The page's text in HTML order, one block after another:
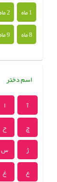
1 ماه 2 ماه
8 ماه
9 ماه
اسم دختر
آ ا
چ
ح
ژ
س
ع
غ